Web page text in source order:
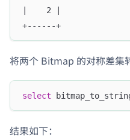
|    2 |
+------+
将两个 Bitmap 的对称差集
select
结果如下：